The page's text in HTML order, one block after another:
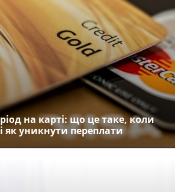
на карті: що це таке, коли
як уникнути переплати